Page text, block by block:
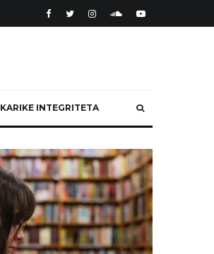
KARIKE INTEGRITETA